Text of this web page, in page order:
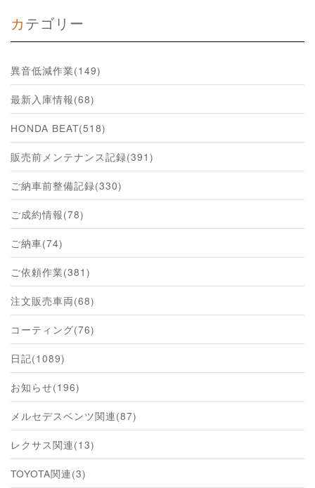
カテゴリー
異音低減作業(149)
最新入庫情報(68)
HONDA BEAT(518)
販売前メンテナンス記録(391)
ご納車前整備記録(330)
ご成約情報(78)
ご納車(74)
ご依頼作業(381)
注文販売車両(68)
コーティング(76)
日記(1089)
お知らせ(196)
メルセデスベンツ関連(87)
レクサス関連(13)
TOYOTA関連(3)